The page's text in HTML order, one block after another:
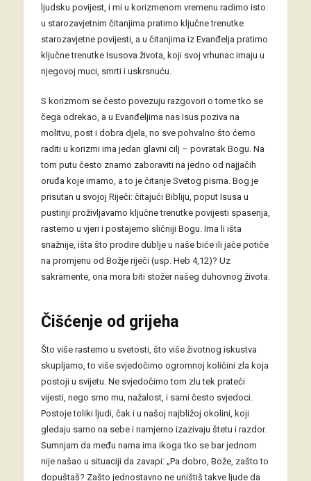
ljudsku povijest, i mi u korizmenom vremenu radimo isto:
u starozavjetnim čitanjima pratimo ključne trenutke
starozavjetne povijesti, a u čitanjima iz Evanđelja pratimo
ključne trenutke Isusova života, koji svoj vrhunac imaju u
njegovoj muci, smrti i uskrsnuću.
S korizmom se često povezuju razgovori o tome tko se
čega odrekao, a u Evanđeljima nas Isus poziva na
molitvu, post i dobra djela, no sve pohvalno što ćemo
raditi u korizmi ima jedan glavni cilj – povratak Bogu. Na
tom putu često znamo zaboraviti na jedno od najjačih
oruđa koje imamo, a to je čitanje Svetog pisma. Bog je
prisutan u svojoj Riječi: čitajući Bibliju, poput Isusa u
pustinji proživljavamo ključne trenutke povijesti spasenja,
rastemo u vjeri i postajemo sličniji Bogu. Ima li išta
snažnije, išta što prodire dublje u naše biće ili jače potiče
na promjenu od Božje riječi (usp. Heb 4,12)? Uz
sakramente, ona mora biti stožer našeg duhovnog života.
Čišćenje od grijeha
Što više rastemo u svetosti, što više životnog iskustva
skupljamo, to više svjedočimo ogromnoj količini zla koja
postoji u svijetu. Ne svjedočimo tom zlu tek prateći
vijesti, nego smo mu, nažalost, i sami često svjedoci.
Postoje toliki ljudi, čak i u našoj najbližoj okolini, koji
gledaju samo na sebe i namjerno izazivaju štetu i razdor.
Sumnjam da među nama ima ikoga tko se bar jednom
nije našao u situaciji da zavapi: „Pa dobro, Bože, zašto to
dopuštaš? Zašto jednostavno ne uništiš takve ljude da